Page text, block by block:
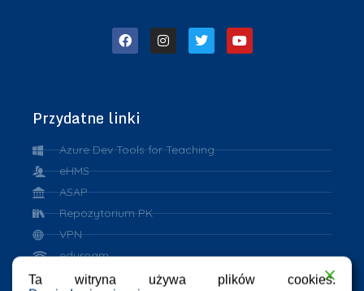
Przydatne linki
Azure Dev Tools for Teaching
eHMS
ASAP
Repozytorium PK
VPN
eduroam
Ta witryna używa plików cookies.